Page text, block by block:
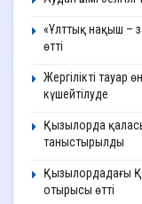
«Ұлттық нақыш –
өтті
Жергілікті тауар
күшейтілуде
Қызылорда
таныстырылды
Қызылордадағы
отырысы өтті